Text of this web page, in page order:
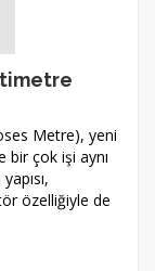
Metre), yeni
bir çok işi aynı
özelliğiyle de